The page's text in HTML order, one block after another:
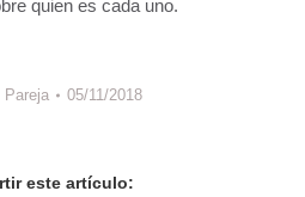
quien es cada uno.
Pareja 05/11/2018
este artículo: